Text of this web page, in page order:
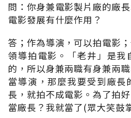
問：你身兼電影製片廠的廠
電影發展有什麼作用？
答；作為導演，可以拍電影
領導拍電影。「老井」是我
的，所以身兼兩職有身兼兩
當導演，那麼我要受到廠長
長，就拍不成電影。為了拍
當廠長？我就當了(眾大笑鼓